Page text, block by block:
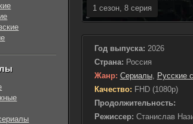
1 сезон, 8 серия
Год выпуска: 2026
Страна: Россия
Жанр: Сериалы, Русские
Качество: FHD (1080p)
Продолжительность:
Режиссер: Станислав